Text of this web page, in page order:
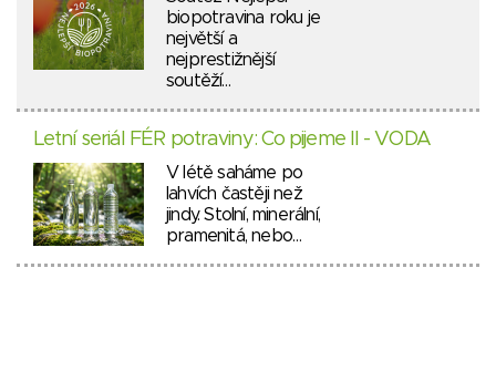
biopotravina roku je
největší a
nejprestižnější
soutěží…
Letní seriál FÉR potraviny: Co pijeme II - VODA
V létě saháme po
lahvích častěji než
jindy. Stolní, minerální,
pramenitá, nebo…